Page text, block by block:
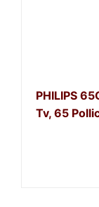
PHILIPS
Tv, 65